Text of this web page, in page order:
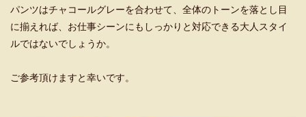
パンツはチャコールグレーを合わせて、全体のトーンを落とし目
に揃えれば、お仕事シーンにもしっかりと対応できる大人スタイ
ルではないでしょうか。
ご参考頂けますと幸いです。